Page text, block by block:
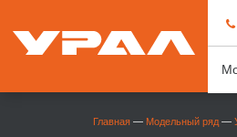
Главная — Модельный ряд —